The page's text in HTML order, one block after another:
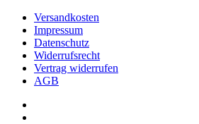
Versandkosten
Impressum
Datenschutz
Widerrufsrecht
Vertrag widerrufen
AGB